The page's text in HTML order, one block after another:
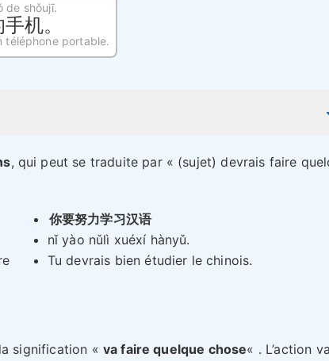
de shǒujī.
机。
téléphone portable.
, qui peut se traduite par « (sujet) devrais faire
你要努力学习汉语
nǐ yào nǔlì xuéxí hànyǔ.
Tu devrais bien étudier le chinois.
signification « va faire quelque chose« . L’action